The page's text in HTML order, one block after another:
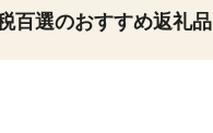
百選のおすすめ返礼品